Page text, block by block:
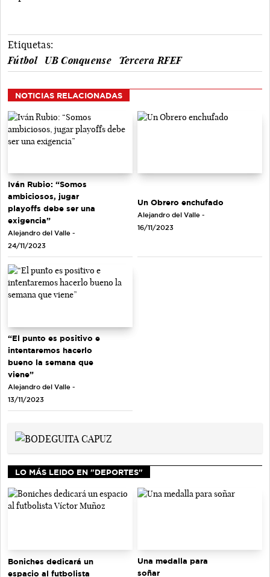
Etiquetas:
Fútbol
UB Conquense Tercera RFEF
NOTICIAS RELACIONADAS
Iván Rubio: “Somos
ambiciosos, jugar
playoffs debe ser una
exigencia”
Alejandro del Valle -
24/11/2023
Un Obrero enchufado
Alejandro del Valle -
16/11/2023
“El punto es positivo e
intentaremos hacerlo
bueno la semana que
viene”
Alejandro del Valle -
13/11/2023
LO MÁS LEIDO EN "DEPORTES"
Boniches dedicará un
espacio al futbolista
Una medalla para
soñar